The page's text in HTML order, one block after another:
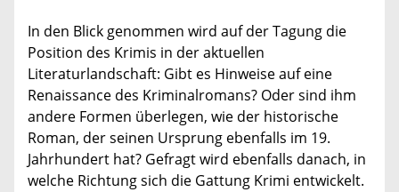
In den Blick genommen wird auf der Tagung die
Position des Krimis in der aktuellen
Literaturlandschaft: Gibt es Hinweise auf eine
Renaissance des Kriminalromans? Oder sind ihm
andere Formen überlegen, wie der historische
Roman, der seinen Ursprung ebenfalls im 19.
Jahrhundert hat? Gefragt wird ebenfalls danach, in
welche Richtung sich die Gattung Krimi entwickelt.